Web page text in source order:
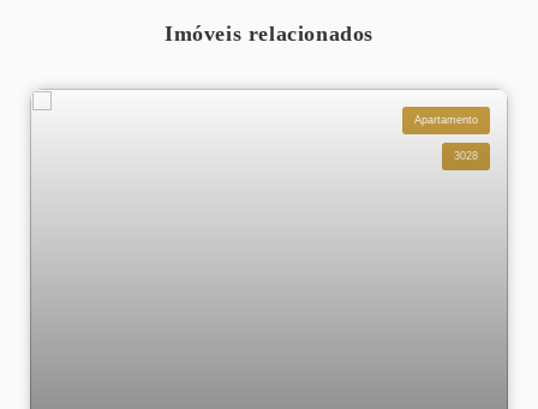
Imóveis relacionados
Apartamento
3028